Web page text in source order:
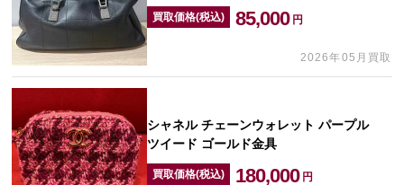
買取価格(税込) 85,000 円
2026年05月買取
シャネル チェーンウォレット パープル
ツイード ゴールド金具
買取価格(税込) 180,000 円